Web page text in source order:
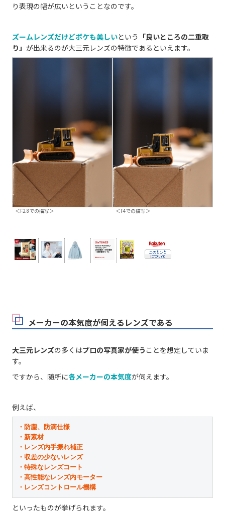
り表現の幅が広いということなのです。
ズームレンズだけどボケも美しいという 「良いところの二重取
り」 が出来るのが大三元レンズの特徴であるといえます。
＜F2.8での描写＞ ＜F4での描写＞
メーカーの本気度が伺えるレンズである
大三元レンズの多くはプロの写真家が使う ことを想定していま
す。
ですから、随所に各メーカーの本気度が伺えます。
例えば、
・防塵、防滴仕様
・新素材
・レンズ内手振れ補正
・収差の少ないレンズ
・特殊なレンズコート
・高性能なレンズ内モーター
・レンズコントロール機構
といったものが挙げられます。